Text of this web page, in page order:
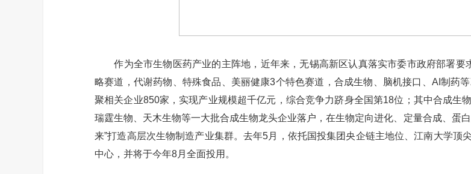
作为全市生物医药产业的主阵地，近年来，无锡高新区认真落实市委市政府部署要
略赛道，代谢药物、特殊食品、美丽健康3个特色赛道，合成生物、脑机接口、AI制药
聚相关企业850家，实现产业规模超千亿元，综合竞争力跻身全国第18位；其中合成生
瑞霆生物、天木生物等一大批合成生物龙头企业落户，在生物定向进化、定量合成、蛋
来”打造高层次生物制造产业集群。去年5月，依托国投集团央企链主地位、江南大学
中心，并将于今年8月全面投用。